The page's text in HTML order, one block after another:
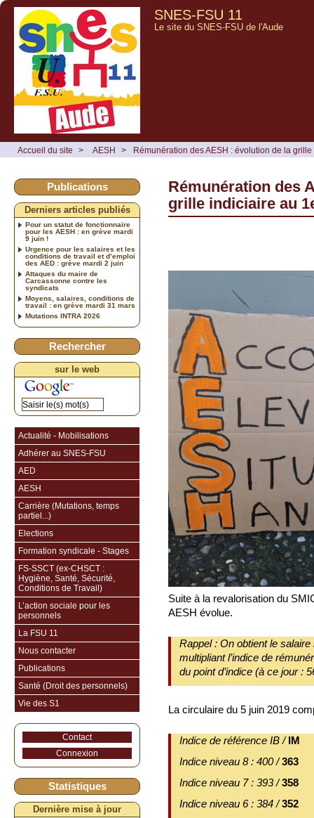
SNES-FSU 11
Le site du SNES-FSU de l'Aude
Accueil du site > AESH > Rémunération des AESH : évolution de la
Rémunération des
grille indiciaire au
Suite à la revalorisation du
AESH évolue.
Rappel : On obtient le
multipliant l’indice de
du point d’indice (à ce jour :
La circulaire du 5 juin 2019
Indice de référence IB /IM
Indice niveau 8 : 400 /363
Indice niveau 7 : 393 /358
Indice niveau 6 : 384 /352
Publications
Derniers articles publiés
Pour un statut de fonctionnaire
pour les AESH : en grève mardi
9 juin !
Urgence pour les salaires et les
conditions de travail et d’emploi
des AED : grève mardi 2 juin
Attaques du maire de
Carcassonne contre les
syndicats
Moyens, salaires, conditions de
travail : en grève mardi 31 mars
Mutations INTRA 2026
Rechercher
sur le web
Actualité - Mobilisations
Adhérer au SNES-FSU
AED
AESH
Carrière (Mutations, temps
partiel...)
Elections
Formation syndicale - Stages
FS-SSCT (ex-CHSCT :
Hygiène, Santé, Sécurité,
Conditions de Travail)
L’action sociale pour les
personnels
La FSU 11
Nous contacter
Publications
Santé (Droit des personnels)
Vie des S1
Contact
Connexion
Statistiques
Dernière mise à jour